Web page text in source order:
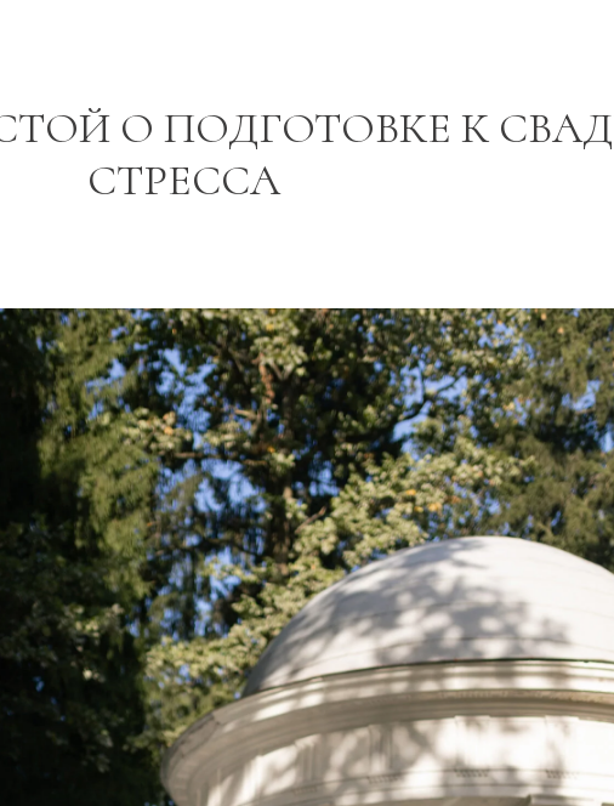
О ПОДГОТОВКЕ К
СТРЕССА